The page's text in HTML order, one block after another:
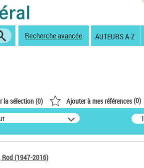
Recherche avancée AUTEURS A-Z
la sélection (0) Ajouter à mes références(0)
Rod (1947-2016)